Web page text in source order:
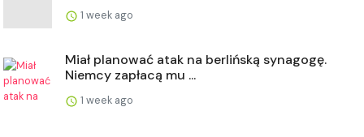
1 week ago
Miał planować atak na berlińską synagogę.
Niemcy zapłacą mu ...
1 week ago